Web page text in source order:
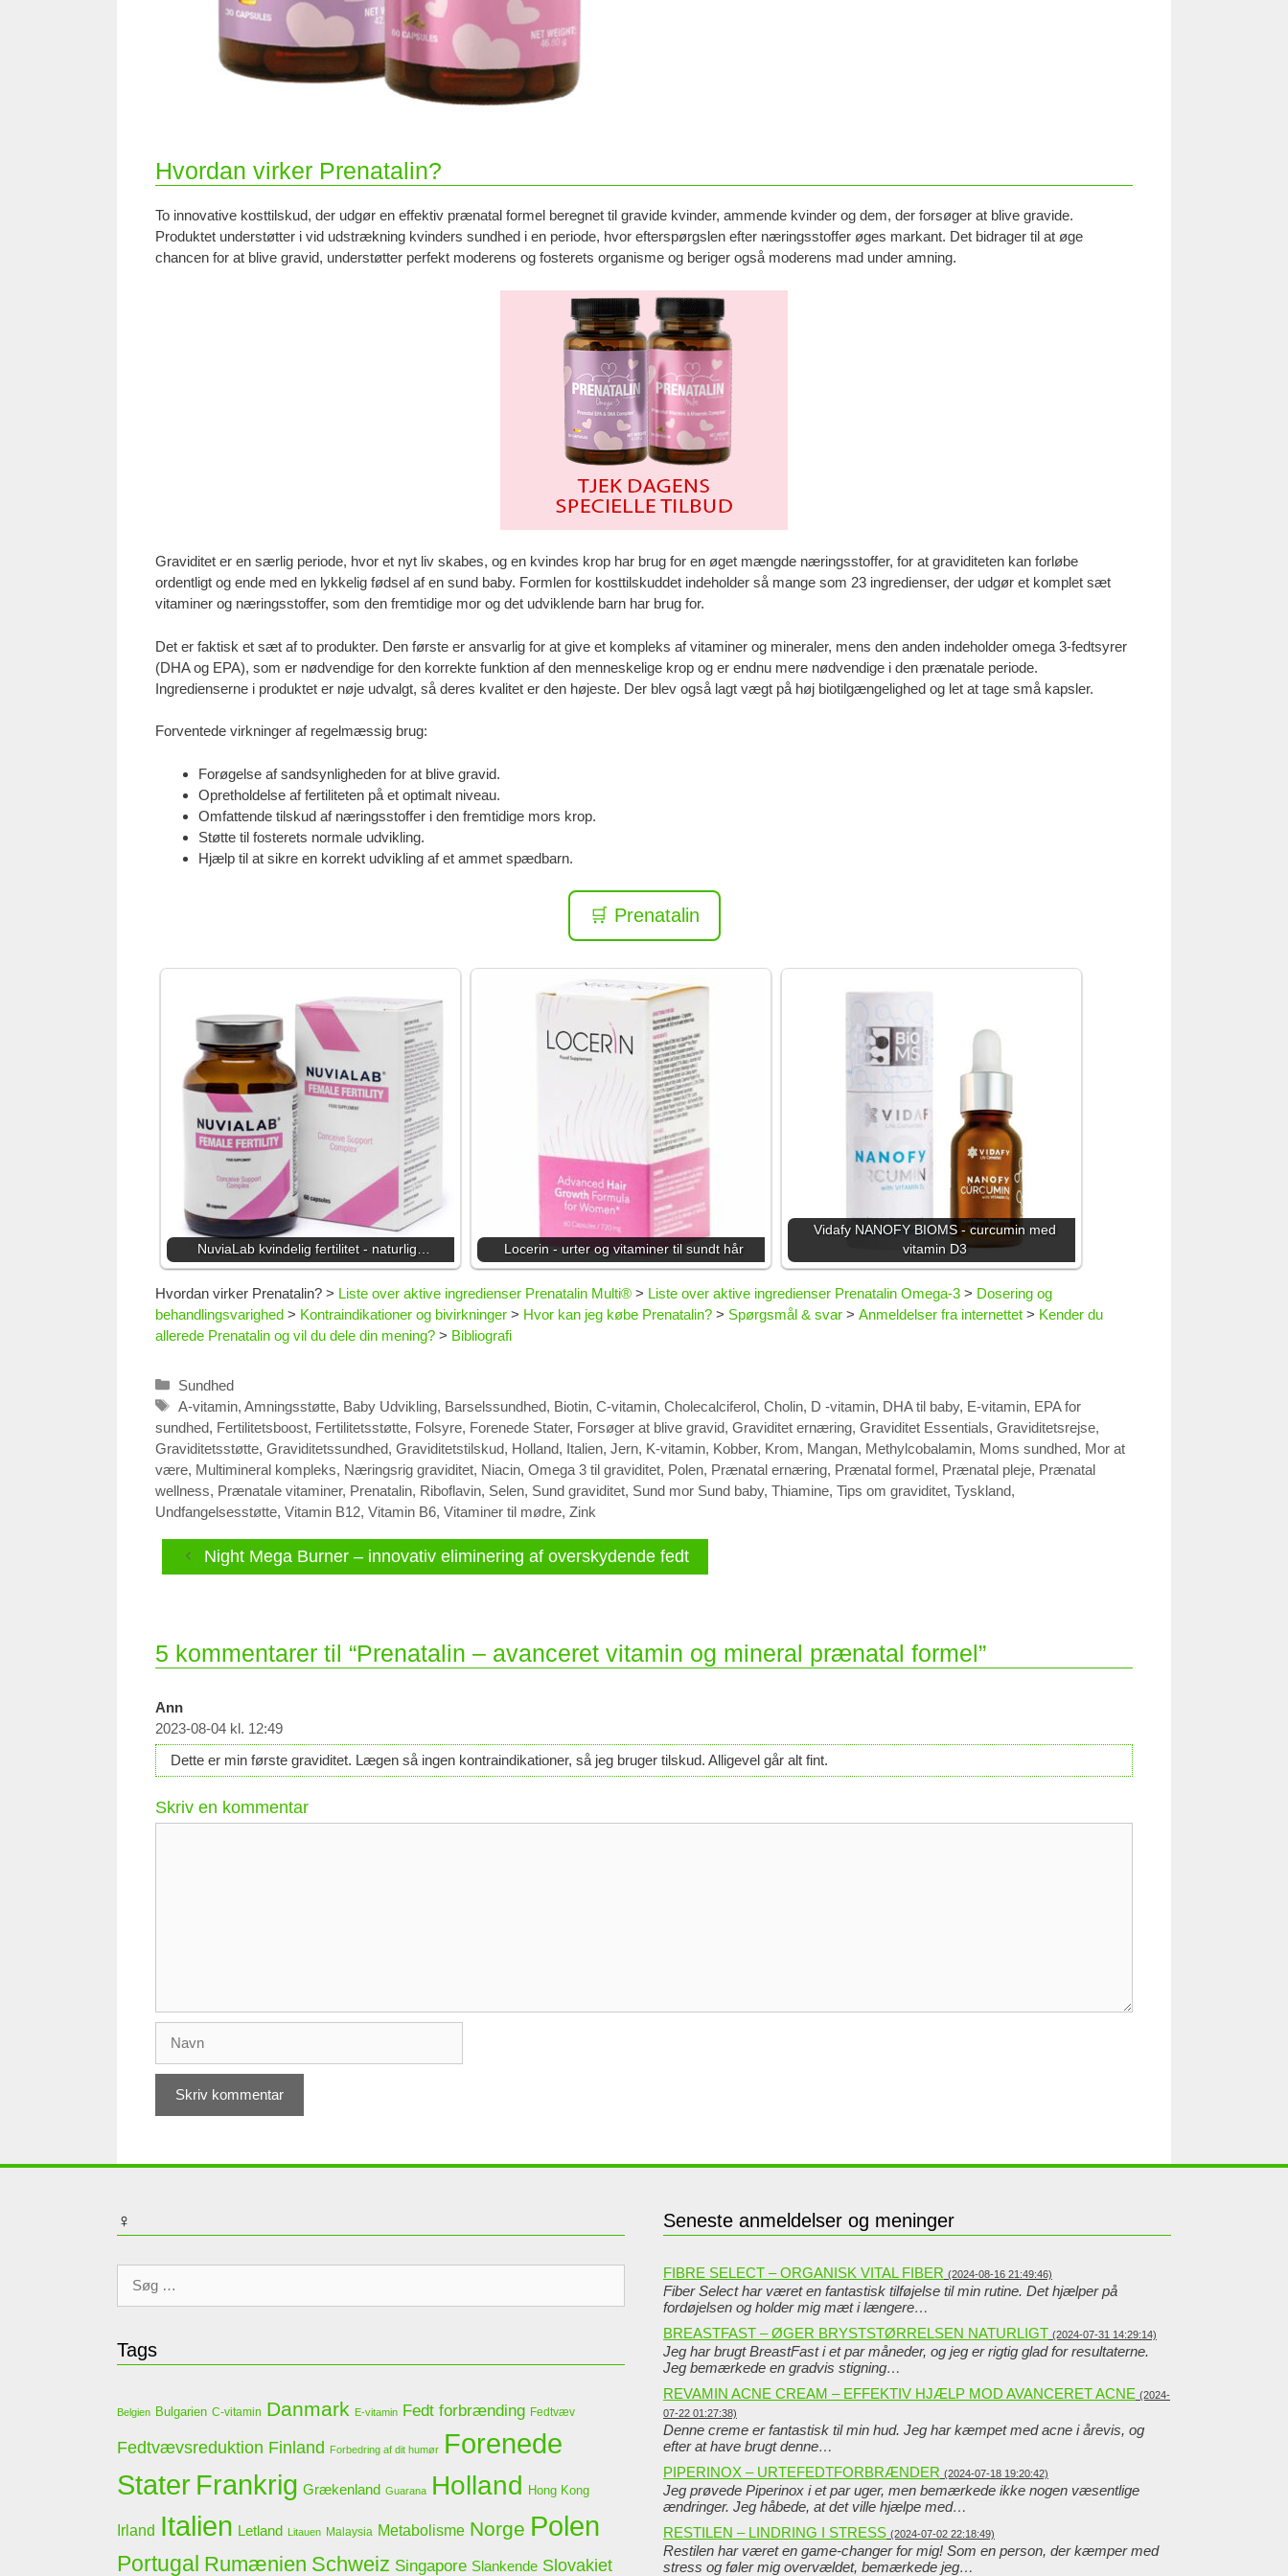
Hvordan virker Prenatalin?
To innovative kosttilskud, der udgør en effektiv prænatal formel beregnet til gravide kvinder, ammende kvinder og dem, der forsøger at blive gravide.
Produktet understøtter i vid udstrækning kvinders sundhed i en periode, hvor efterspørgslen efter næringsstoffer øges markant. Det bidrager til at øge
chancen for at blive gravid, understøtter perfekt moderens og fosterets organisme og beriger også moderens mad under amning.
Graviditet er en særlig periode, hvor et nyt liv skabes, og en kvindes krop har brug for en øget mængde næringsstoffer, for at graviditeten kan forløbe
ordentligt og ende med en lykkelig fødsel af en sund baby. Formlen for kosttilskuddet indeholder så mange som 23 ingredienser, der udgør et komplet sæt
vitaminer og næringsstoffer, som den fremtidige mor og det udviklende barn har brug for.
Det er faktisk et sæt af to produkter. Den første er ansvarlig for at give et kompleks af vitaminer og mineraler, mens den anden indeholder omega 3-fedtsyrer
(DHA og EPA), som er nødvendige for den korrekte funktion af den menneskelige krop og er endnu mere nødvendige i den prænatale periode.
Ingredienserne i produktet er nøje udvalgt, så deres kvalitet er den højeste. Der blev også lagt vægt på høj biotilgængelighed og let at tage små kapsler.
Forventede virkninger af regelmæssig brug:
Forøgelse af sandsynligheden for at blive gravid.
Opretholdelse af fertiliteten på et optimalt niveau.
Omfattende tilskud af næringsstoffer i den fremtidige mors krop.
Støtte til fosterets normale udvikling.
Hjælp til at sikre en korrekt udvikling af et ammet spædbarn.
🛒 Prenatalin
NuviaLab kvindelig fertilitet - naturlig… Locerin - urter og vitaminer til sundt hår
Vidafy NANOFY BIOMS - curcumin med
vitamin D3
Hvordan virker Prenatalin? > Liste over aktive ingredienser Prenatalin Multi® > Liste over aktive ingredienser Prenatalin Omega-3 > Dosering og
behandlingsvarighed > Kontraindikationer og bivirkninger > Hvor kan jeg købe Prenatalin? > Spørgsmål & svar > Anmeldelser fra internettet > Kender du
allerede Prenatalin og vil du dele din mening? > Bibliografi
Kategorier
Sundhed
Tags
A-vitamin, Amningsstøtte, Baby Udvikling, Barselssundhed, Biotin, C-vitamin, Cholecalciferol, Cholin, D -vitamin, DHA til baby, E-vitamin, EPA for
sundhed, Fertilitetsboost, Fertilitetsstøtte, Folsyre, Forenede Stater, Forsøger at blive gravid, Graviditet ernæring, Graviditet Essentials, Graviditetsrejse,
Graviditetsstøtte, Graviditetssundhed, Graviditetstilskud, Holland, Italien, Jern, K-vitamin, Kobber, Krom, Mangan, Methylcobalamin, Moms sundhed, Mor at
være, Multimineral kompleks, Næringsrig graviditet, Niacin, Omega 3 til graviditet, Polen, Prænatal ernæring, Prænatal formel, Prænatal pleje, Prænatal
wellness, Prænatale vitaminer, Prenatalin, Riboflavin, Selen, Sund graviditet, Sund mor Sund baby, Thiamine, Tips om graviditet, Tyskland,
Undfangelsesstøtte, Vitamin B12, Vitamin B6, Vitaminer til mødre, Zink
Night Mega Burner – innovativ eliminering af overskydende fedt
5 kommentarer til “Prenatalin – avanceret vitamin og mineral prænatal formel”
Ann
2023-08-04 kl. 12:49
Dette er min første graviditet. Lægen så ingen kontraindikationer, så jeg bruger tilskud. Alligevel går alt fint.
Skriv en kommentar
♀
Søg
efter:
Tags
Belgien Bulgarien C-vitamin Danmark E-vitamin Fedt forbrænding Fedtvæv
Fedtvævsreduktion Finland Forbedring af dit humør Forenede
Stater Frankrig Grækenland Guarana Holland Hong Kong
Irland Italien Letland Litauen Malaysia Metabolisme Norge Polen
Portugal Rumænien Schweiz Singapore Slankende Slovakiet
Seneste anmeldelser og meninger
FIBRE SELECT – ORGANISK VITAL FIBER (2024-08-16 21:49:46)
Fiber Select har været en fantastisk tilføjelse til min rutine. Det hjælper på
fordøjelsen og holder mig mæt i længere…
BREASTFAST – ØGER BRYSTSTØRRELSEN NATURLIGT (2024-07-31 14:29:14)
Jeg har brugt BreastFast i et par måneder, og jeg er rigtig glad for resultaterne.
Jeg bemærkede en gradvis stigning…
REVAMIN ACNE CREAM – EFFEKTIV HJÆLP MOD AVANCERET ACNE (2024-
07-22 01:27:38)
Denne creme er fantastisk til min hud. Jeg har kæmpet med acne i årevis, og
efter at have brugt denne…
PIPERINOX – URTEFEDTFORBRÆNDER (2024-07-18 19:20:42)
Jeg prøvede Piperinox i et par uger, men bemærkede ikke nogen væsentlige
ændringer. Jeg håbede, at det ville hjælpe med…
RESTILEN – LINDRING I STRESS (2024-07-02 22:18:49)
Restilen har været en game-changer for mig! Som en person, der kæmper med
stress og føler mig overvældet, bemærkede jeg…